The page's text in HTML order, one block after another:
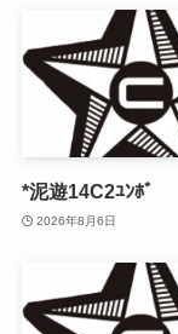
*泥遊14C2ﾕﾝﾎﾞ
2026年8月6日